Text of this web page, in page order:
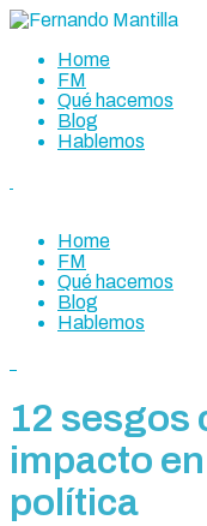
Home
FM
Qué hacemos
Blog
Hablemos
Home
FM
Qué hacemos
Blog
Hablemos
12 sesgos
impacto
política